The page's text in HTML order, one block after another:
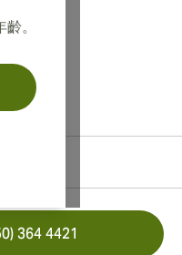
。
364 4421